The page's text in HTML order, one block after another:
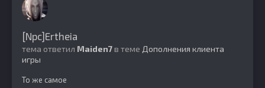
[Npc]Ertheia
тема ответил Maiden7в теме Дополнения клиента
игры
То же самое